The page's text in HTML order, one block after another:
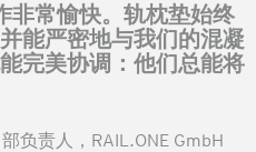
常愉快。轨枕垫始终
能严密地与我们的混凝
完美协调：他们总能将
负责人，RAIL.ONE GmbH